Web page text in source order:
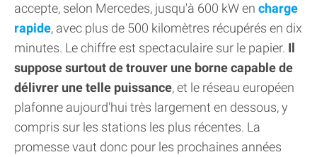
accepte, selon Mercedes, jusqu'à 600 kW en charge
rapide, avec plus de 500 kilomètres récupérés en dix
minutes. Le chiffre est spectaculaire sur le papier. Il
suppose surtout de trouver une borne capable de
délivrer une telle puissance, et le réseau européen
plafonne aujourd'hui très largement en dessous, y
compris sur les stations les plus récentes. La
promesse vaut donc pour les prochaines années